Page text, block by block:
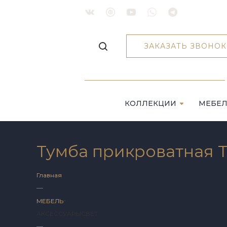
ЗАКАЗАТЬ ЗВОНОК
КОЛЛЕКЦИИ
Тумба прикроватная
Главная
—
МЕБЕЛЬ